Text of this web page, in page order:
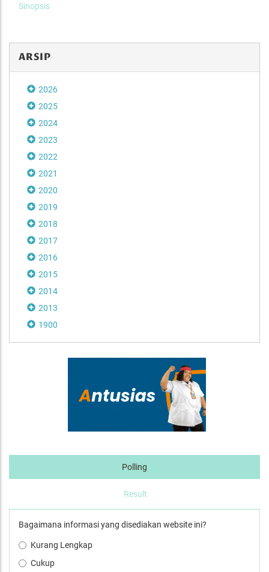
Sinopsis
ARSIP
2026
2025
2024
2023
2022
2021
2020
2019
2018
2017
2016
2015
2014
2013
1900
Polling
Result
Bagaimana informasi yang disediakan website ini?
Kurang Lengkap
Cukup